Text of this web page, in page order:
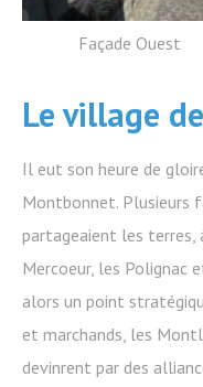
Façade Ouest
Le village
Il eut son heure de
Montbonnet. Plusieurs
partageaient les terres,
Mercoeur, les
alors un point
et marchands, les
devinrent par des